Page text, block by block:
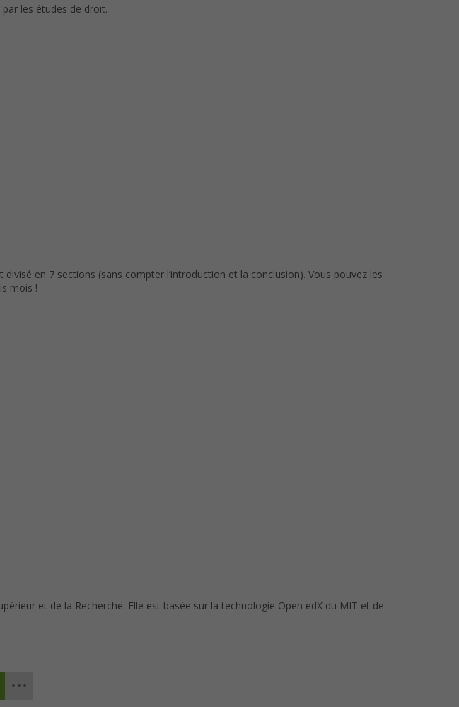
les études de droit.
en 7 sections (sans compter l’introduction et la conclusion). Vous pouvez les
mois !
et de la Recherche. Elle est basée sur la technologie Open edX du MIT et de